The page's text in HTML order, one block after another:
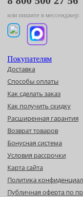
или пишите в мессенджер:
Покупателям
Доставка
Способы оплаты
Как сделать заказ
Как получить скидку
Расширенная гарантия
Возврат товаров
Бонусная система
Условия рассрочки
Карта сайта
Политика
Публичная оферта по